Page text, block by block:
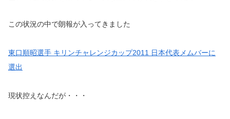
この状況の中で朗報が入ってきました
東口順昭選手 キリンチャレンジカップ2011 日本代表メムバーに
選出
現状控えなんだが・・・